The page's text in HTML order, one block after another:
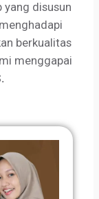
disusun
berkualitas
menggapai